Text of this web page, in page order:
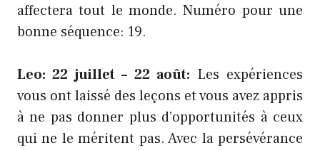
affectera tout le monde. Numéro pour une
bonne séquence: 19.
Leo: 22 juillet – 22 août: Les expériences
vous ont laissé des leçons et vous avez appris
à ne pas donner plus d’opportunités à ceux
qui ne le méritent pas. Avec la persévérance